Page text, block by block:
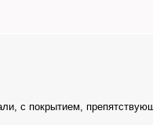
с покрытием,